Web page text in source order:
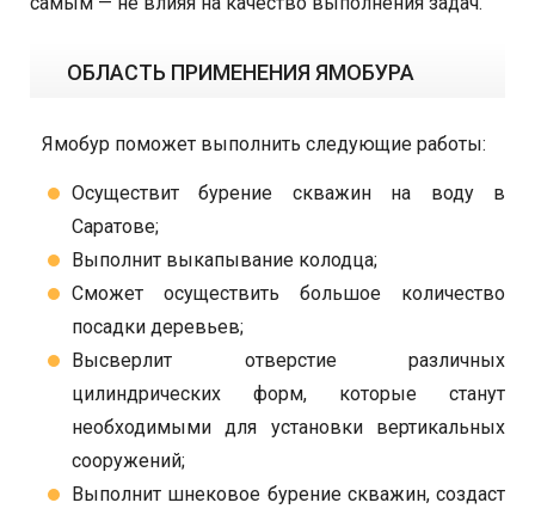
ОБЛАСТЬ ПРИМЕНЕНИЯ ЯМОБУРА
Ямобур поможет выполнить следующие работы:
Осуществит бурение скважин на воду в
Саратове;
Выполнит выкапывание колодца;
Сможет осуществить большое количество
посадки деревьев;
Высверлит отверстие различных
цилиндрических форм, которые станут
необходимыми для установки вертикальных
сооружений;
Выполнит шнековое бурение скважин, создаст